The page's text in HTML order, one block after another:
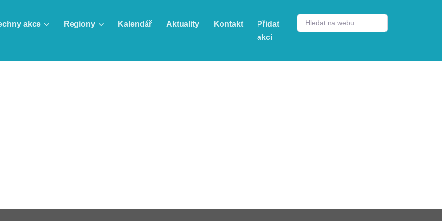
akce Regiony Kalendář Aktuality Kontakt
Přidat
akci